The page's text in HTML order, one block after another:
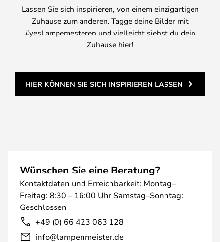
Lassen Sie sich inspirieren, von einem einzigartigen
Zuhause zum anderen. Tagge deine Bilder mit
#yesLampemesteren und vielleicht siehst du dein
Zuhause hier!
HIER KÖNNEN SIE SICH INSPIRIEREN LASSEN
Wünschen Sie eine Beratung?
Kontaktdaten und Erreichbarkeit: Montag–
Freitag: 8:30 – 16:00 Uhr Samstag–Sonntag:
Geschlossen
+49 (0) 66 423 063 128
info@lampenmeister.de